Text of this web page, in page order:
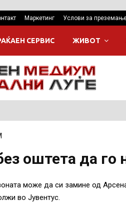
Маркетинг Услови за
СЕРВИС ЖИВОТ
оштета да го
може да си замине од
во Јувентус.